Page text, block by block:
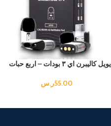
يويل كاليبرن اي ٣ بودات – اربع حبات
55.00ر.س